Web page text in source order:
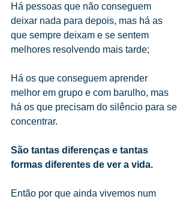
Há pessoas que não conseguem
deixar nada para depois, mas há as
que sempre deixam e se sentem
melhores resolvendo mais tarde;
Há os que conseguem aprender
melhor em grupo e com barulho, mas
há os que precisam do silêncio para se
concentrar.
São tantas diferenças e tantas
formas diferentes de ver a vida.
Então por que ainda vivemos num